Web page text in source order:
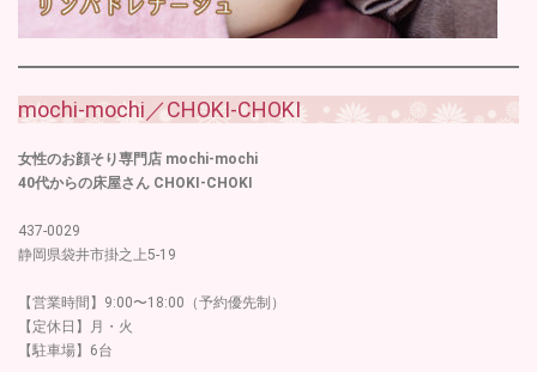
mochi-mochi／CHOKI-CHOKI
女性のお顔そり専門店 mochi-mochi
40代からの床屋さん CHOKI-CHOKI
437-0029
静岡県袋井市掛之上5-19
【営業時間】9:00〜18:00（予約優先制）
【定休日】月・火
【駐車場】6台